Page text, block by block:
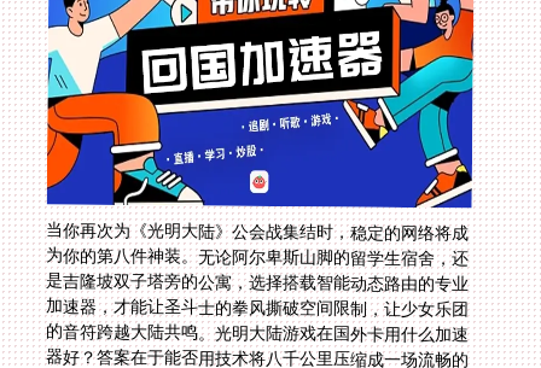
当你再次为《光明大陆》公会战集结时，稳定的网络将成
为你的第八件神装。无论阿尔卑斯山脚的留学生宿舍，还
是吉隆坡双子塔旁的公寓，选择搭载智能动态路由的专业
加速器，才能让圣斗士的拳风撕破空间限制，让少女乐团
的音符跨越大陆共鸣。光明大陆游戏在国外卡用什么加速
器好？答案在于能否用技术将八千公里压缩成一场流畅的